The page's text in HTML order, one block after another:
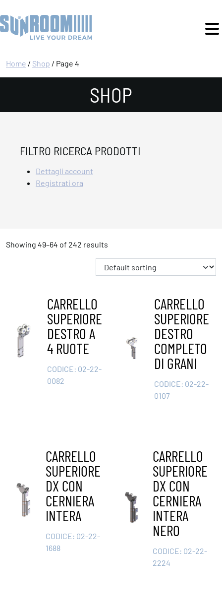
Home / Shop / Page 4
SHOP
Showing 49–64 of 242 results
CARRELLO
SUPERIORE
DESTRO A
4 RUOTE
CODICE: 02-22-
0082
CARRELLO
SUPERIORE
DESTRO
COMPLETO
DI GRANI
CODICE: 02-22-
0107
CARRELLO
SUPERIORE
DX CON
CERNIERA
INTERA
CODICE: 02-22-
1688
CARRELLO
SUPERIORE
DX CON
CERNIERA
INTERA
NERO
CODICE: 02-22-
2224
FILTRO RICERCA PRODOTTI
Dettagli account
Registrati ora